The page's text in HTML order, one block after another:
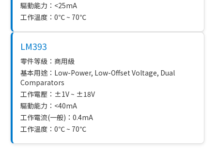
驅動能力：<25mA
工作溫度：0℃ ~ 70℃
LM393
零件等級：商用級
基本用途：Low-Power, Low-Offset Voltage, Dual
Comparators
工作電壓：±1V ~ ±18V
驅動能力：<40mA
工作電流(一般)：0.4mA
工作溫度：0℃ ~ 70℃